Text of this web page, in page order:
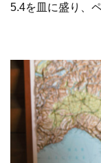
5.4を皿に盛り、